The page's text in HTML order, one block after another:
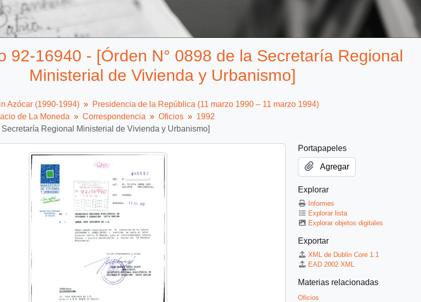
92-16940 - [Órden N° 0898 de la Secretaría Regional
Ministerial de Vivienda y Urbanismo]
Azócar (1990-1994)
Presidencia de la República (11 marzo 1990 – 11 marzo 1994)
de La Moneda
Correspondencia Oficios
1992
Secretaría Regional Ministerial de Vivienda y Urbanismo]
Portapapeles
Agregar
Explorar
Informes
Explorar lista
Explorar objetos digitales
Exportar
XML de Dublin Core 1.1
EAD 2002 XML
Materias relacionadas
Oficios